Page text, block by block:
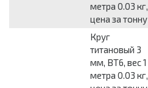
метра 0.03 кг,
цена за тонну
Круг
титановый 3
мм, ВТ6, вес 1
метра 0.03 кг,